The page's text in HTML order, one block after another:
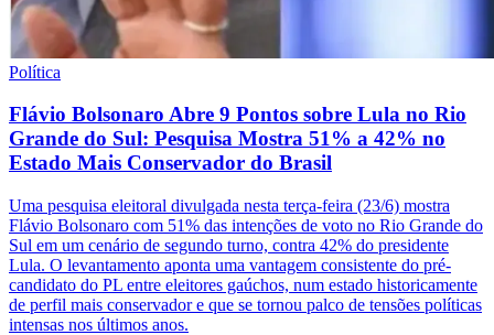
Política
Flávio Bolsonaro Abre 9 Pontos sobre Lula no Rio
Grande do Sul: Pesquisa Mostra 51% a 42% no
Estado Mais Conservador do Brasil
Uma pesquisa eleitoral divulgada nesta terça-feira (23/6) mostra
Flávio Bolsonaro com 51% das intenções de voto no Rio Grande do
Sul em um cenário de segundo turno, contra 42% do presidente
Lula. O levantamento aponta uma vantagem consistente do pré-
candidato do PL entre eleitores gaúchos, num estado historicamente
de perfil mais conservador e que se tornou palco de tensões políticas
intensas nos últimos anos.